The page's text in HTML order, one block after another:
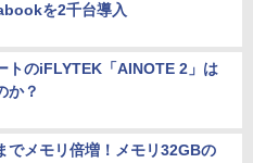
を2千台導入
トのiFLYTEK「AINOTE 2」は
か？
でメモリ倍増！メモリ32GBの